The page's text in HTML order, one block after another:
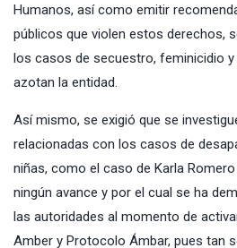
Humanos, así como emitir
públicos que violen estos derechos,
los casos de secuestro, feminicidio
azotan la entidad.
Así mismo, se exigió que se
relacionadas con los casos de
niñas, como el caso de Karla
ningún avance y por el cual se ha
las autoridades al momento de
Amber y Protocolo Ámbar, pues tan